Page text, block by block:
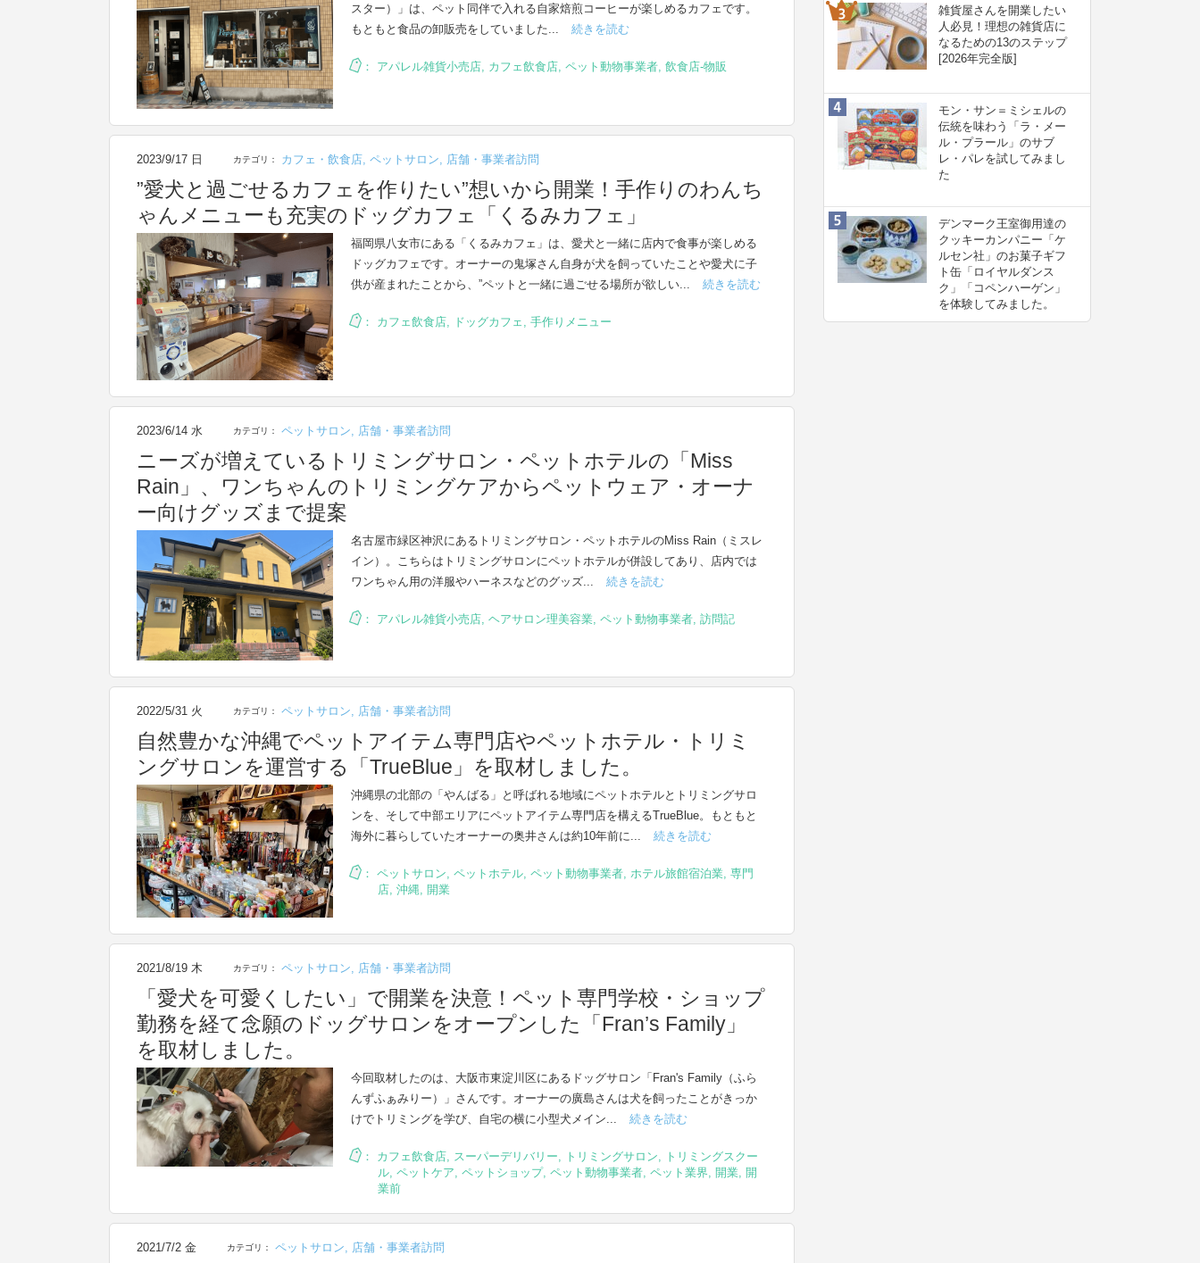
スター）」は、ペット同伴で入れる自家焙煎コーヒーが楽しめるカフェです。
もともと食品の卸販売をしていました...
続きを読む
： アパレル雑貨小売店, カフェ飲食店, ペット動物事業者, 飲食店-物販
2023/9/17 日 カテゴリ： カフェ・飲食店 ペットサロン 店舗・事業者訪問
”愛犬と過ごせるカフェを作りたい”想いから開業！手作りのわんち
ゃんメニューも充実のドッグカフェ「くるみカフェ」
福岡県八女市にある「くるみカフェ」は、愛犬と一緒に店内で食事が楽しめる
ドッグカフェです。オーナーの鬼塚さん自身が犬を飼っていたことや愛犬に子
供が産まれたことから、”ペットと一緒に過ごせる場所が欲しい...
続きを読む
： カフェ飲食店, ドッグカフェ 手作りメニュー
2023/6/14 水 カテゴリ： ペットサロン 店舗・事業者訪問
ニーズが増えているトリミングサロン・ペットホテルの「Miss
Rain」、ワンちゃんのトリミングケアからペットウェア・オーナ
ー向けグッズまで提案
名古屋市緑区神沢にあるトリミングサロン・ペットホテルのMiss Rain（ミスレ
イン）。こちらはトリミングサロンにペットホテルが併設してあり、店内では
ワンちゃん用の洋服やハーネスなどのグッズ...
続きを読む
： アパレル雑貨小売店, ヘアサロン理美容業 ペット動物事業者, 訪問記
2022/5/31 火 カテゴリ： ペットサロン, 店舗・事業者訪問
自然豊かな沖縄でペットアイテム専門店やペットホテル・トリミ
ングサロンを運営する「TrueBlue」を取材しました。
沖縄県の北部の「やんばる」と呼ばれる地域にペットホテルとトリミングサロ
ンを、そして中部エリアにペットアイテム専門店を構えるTrueBlue。もともと
海外に暮らしていたオーナーの奥井さんは約10年前に...
続きを読む
： ペットサロン, ペットホテル, ペット動物事業者, ホテル旅館宿泊業, 専門
店, 沖縄, 開業
2021/8/19 木 カテゴリ： ペットサロン 店舗・事業者訪問
「愛犬を可愛くしたい」で開業を決意！ペット専門学校・ショップ
勤務を経て念願のドッグサロンをオープンした「Fran’s Family」
を取材しました。
今回取材したのは、大阪市東淀川区にあるドッグサロン「Fran's Family（ふら
んずふぁみりー）」さんです。オーナーの廣島さんは犬を飼ったことがきっか
けでトリミングを学び、自宅の横に小型犬メイン...
続きを読む
： カフェ飲食店, スーパーデリバリー トリミングサロン
トリミングスクー
ル ペットケア ペットショップ, ペット動物事業者 ペット業界 開業
開
業前
2021/7/2 金 カテゴリ： ペットサロン 店舗・事業者訪問
雑貨屋さんを開業したい
人必見！理想の雑貨店に
なるための13のステップ
[2026年完全版]
モン・サン＝ミシェルの
伝統を味わう「ラ・メー
ル・プラール」のサブ
レ・パレを試してみまし
た
デンマーク王室御用達の
クッキーカンパニー「ケ
ルセン社」のお菓子ギフ
ト缶「ロイヤルダンス
ク」「コペンハーゲン」
を体験してみました。